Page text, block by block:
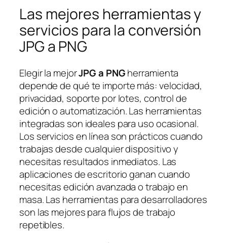
Las mejores herramientas y
servicios para la conversión
JPG a PNG
Elegir la mejorJPG a PNGherramienta
depende de qué te importe más: velocidad,
privacidad, soporte por lotes, control de
edición o automatización. Las herramientas
integradas son ideales para uso ocasional.
Los servicios en línea son prácticos cuando
trabajas desde cualquier dispositivo y
necesitas resultados inmediatos. Las
aplicaciones de escritorio ganan cuando
necesitas edición avanzada o trabajo en
masa. Las herramientas para desarrolladores
son las mejores para flujos de trabajo
repetibles.